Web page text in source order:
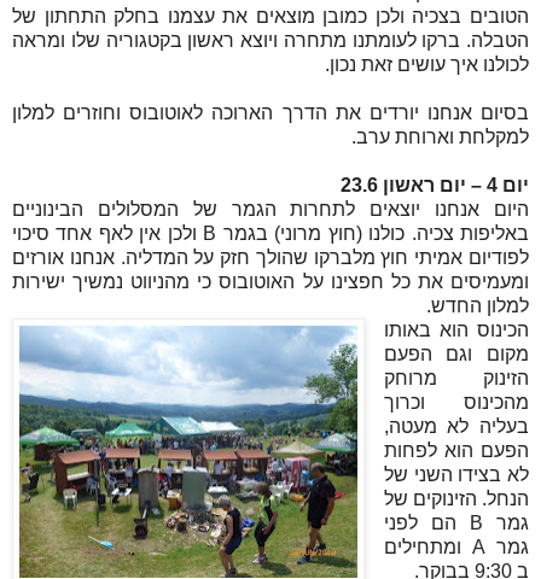
הטובים בצכיה ולכן כמובן מוצאים את עצמנו בחלק התחתון של
הטבלה. ברקו לעומתנו מתחרה ויוצא ראשון בקטגוריה שלו ומראה
לכולנו איך עושים זאת נכון.
בסיום אנחנו יורדים את הדרך הארוכה לאוטובוס וחוזרים למלון
למקלחת וארוחת ערב.
יום 4 – יום ראשון 23.6
היום אנחנו יוצאים לתחרות הגמר של המסלולים הבינוניים
באליפות צכיה. כולנו (חוץ מרוני) בגמר B ולכן אין לאף אחד סיכוי
לפודיום אמיתי חוץ מלברקו שהולך חזק על המדליה. אנחנו אורזים
ומעמיסים את כל חפצינו על האוטובוס כי מהניווט נמשיך ישירות
למלון החדש.
הכינוס הוא באותו
מקום וגם הפעם
הזינוק מרוחק
מהכינוס וכרוך
בעליה לא מעטה,
הפעם הוא לפחות
לא בצידו השני של
הנחל. הזינוקים של
גמר B
הם לפני
גמר A ומתחילים
ב 9:30 בבוקר.